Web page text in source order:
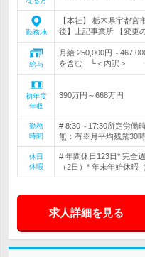
勤務地
【本社】 栃木県宇都
後】上記事業所 【変更
給与
月給 250,000円～
を含む └＜内訳＞
初年度
年収
390万円～668万円
勤務
時間
# 8:30～17:30所定労働
無：有※月平均残業30
休日
休暇
# 年間休日123日* 完全
（2日）* 年末年始休暇
求人詳細を見る